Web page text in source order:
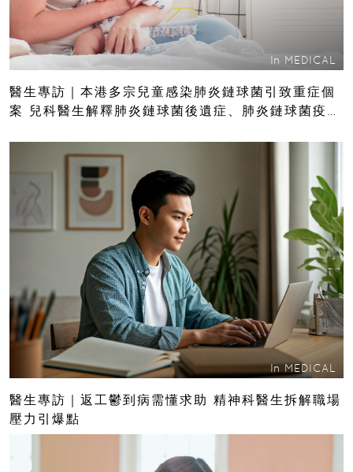
In MEDICAL
醫生專訪｜本港多宗兒童感染肺炎鏈球菌引致重症個
案 兒科醫生解釋肺炎鏈球菌後遺症、肺炎鏈球菌疫苗
In MEDICAL
醫生專訪｜返工鬱到病需懂求助 精神科醫生拆解職場
壓力引爆點